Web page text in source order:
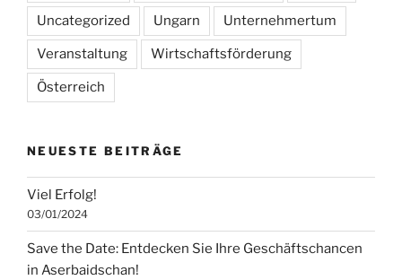
Uncategorized Ungarn Unternehmertum
Veranstaltung Wirtschaftsförderung
Österreich
NEUESTE BEITRÄGE
Viel Erfolg!
03/01/2024
Save the Date: Entdecken Sie Ihre Geschäftschancen
in Aserbaidschan!